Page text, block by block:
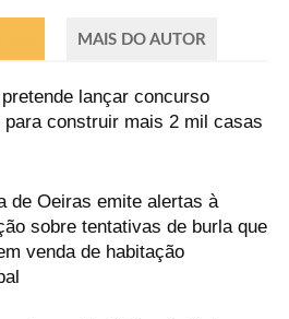
MAIS DO AUTOR
lançar concurso
para construir mais 2 mil casas
de Oeiras emite alertas à
sobre tentativas de burla que
venda de habitação